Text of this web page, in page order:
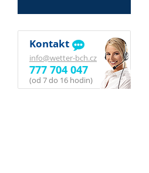
Kontakt
info@wetter-bch.cz
777 704 047
(od 7 do 16 hodin)